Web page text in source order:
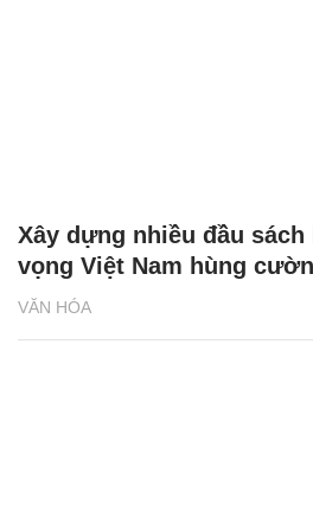
VĂN HÓA
Xây dựng nhiều đầu
vọng Việt Nam hùng